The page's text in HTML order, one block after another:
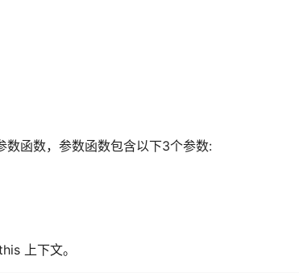
函数，参数函数包含以下3个参数:
上下文。